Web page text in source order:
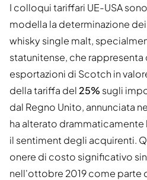
I colloqui tariffari UE-USA
modella la determinazione
whisky single malt,
statunitense, che rappresenta
esportazioni di Scotch in
della tariffa del 25% sugli
dal Regno Unito, annunciata
ha alterato drammaticamente
il sentiment degli acquirenti.
onere di costo significativo
nell'ottobre 2019 come parte